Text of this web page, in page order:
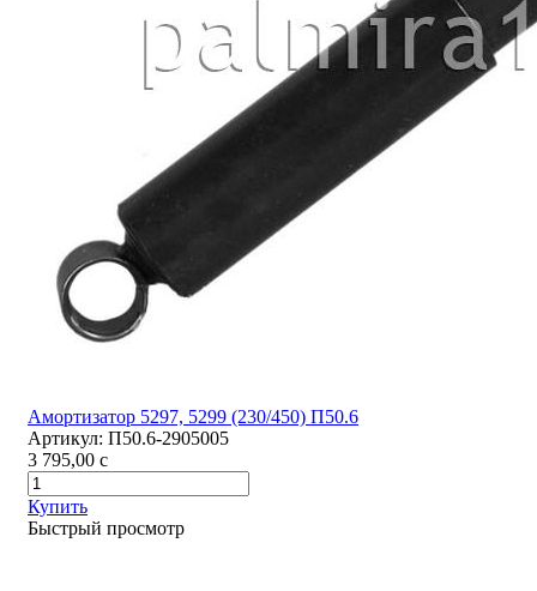
Амортизатор 5297, 5299 (230/450) П50.6
Артикул: П50.6-2905005
3 795,00 c
Купить
Быстрый просмотр